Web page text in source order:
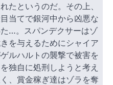
たというのだ。その上、
当てで銀河中から凶悪な
…。スパンデクサーはゾ
を与えるためにシャイア
ルハルトの襲撃で被害を
独自に処刑しようと考え
、賞金稼ぎ達はゾラを奪